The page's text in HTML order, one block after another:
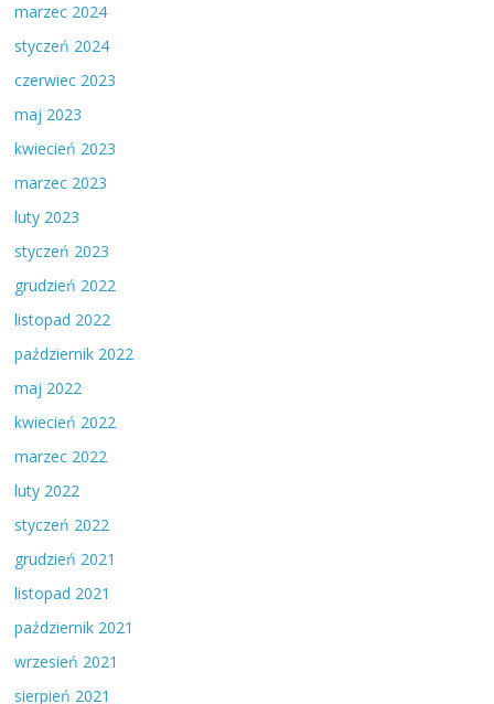
marzec 2024
styczeń 2024
czerwiec 2023
maj 2023
kwiecień 2023
marzec 2023
luty 2023
styczeń 2023
grudzień 2022
listopad 2022
październik 2022
maj 2022
kwiecień 2022
marzec 2022
luty 2022
styczeń 2022
grudzień 2021
listopad 2021
październik 2021
wrzesień 2021
sierpień 2021